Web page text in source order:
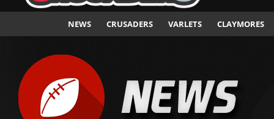
NEWS CRUSADERS VARLETS CLAYMORES